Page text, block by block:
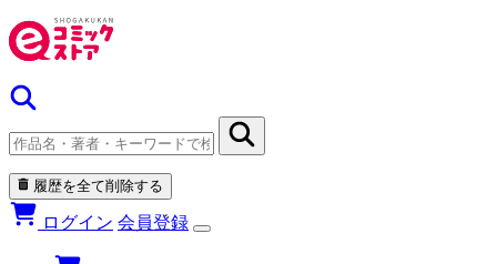
履歴を全て削除する
ログイン 会員登録